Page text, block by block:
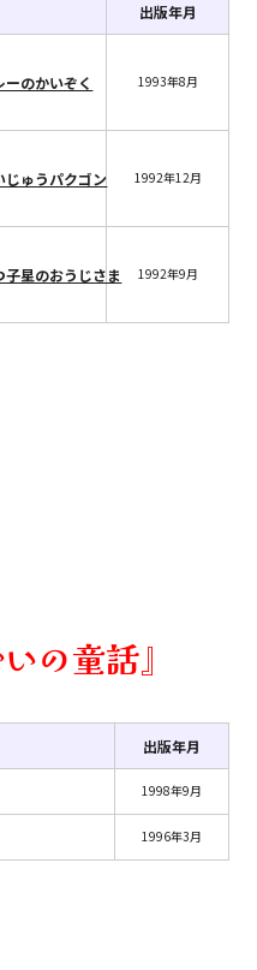
出版年月
1993年8月
1992年12月
1992年9月
の童話』
出版年月
1998年9月
1996年3月